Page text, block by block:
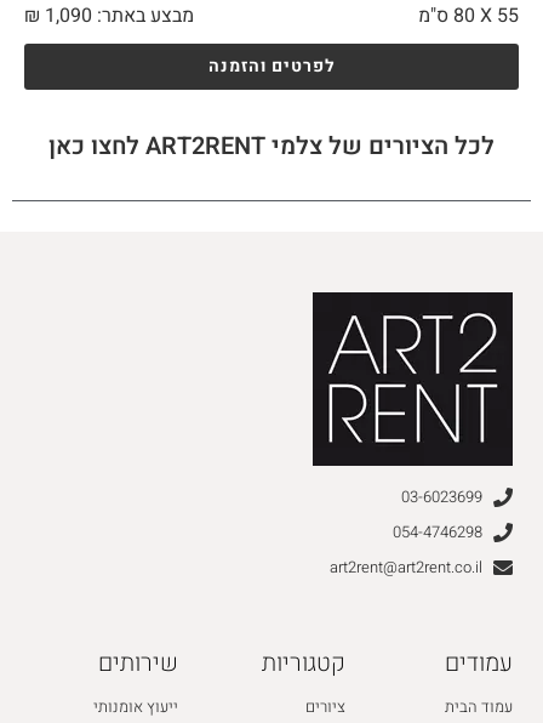
55 X
מבצע באתר: ₪ 1,090
לפרטים והזמנה
לכל הציורים של צלמי ART2RENT לחצו כאן
03-6023699
054-4746298
art2rent@art2rent.co.il
עמודים
עמוד הבית
קטגוריות
ציורים
שירותים
ייעוץ אומנותי